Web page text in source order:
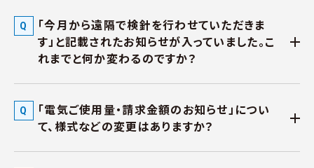
「今月から遠隔で検針を行わせていただきま
す」と記載されたお知らせが入っていました。こ
れまでと何か変わるのですか？
「電気ご使用量・請求金額のお知らせ」につい
て、様式などの変更はありますか？